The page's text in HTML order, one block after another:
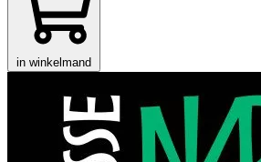
in winkelmand